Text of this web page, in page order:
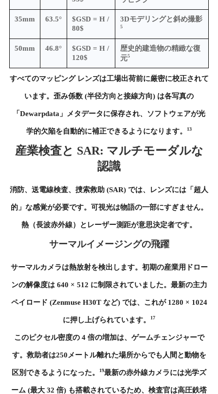
35mm 63.5°
$GSD = H /
80$
3Dモデリングと斜め撮影
5
50mm 46.8°
$GSD = H /
120$
歴史的建造物の精緻な復
元5
すべてのマッピング レンズは工場出荷前に厳密に校正されて
います。歪み係数 (半径方向と接線方向) は各写真の
「Dewarpdata」メタデータに保存され、ソフトウェアが光
学的欠陥を自動的に補正できるようになります。 13
産業検査と SAR: マルチモーダルな
認識
消防、送電線検査、捜索救助 (SAR) では、レンズには「超人
的」な感覚が必要です。可視光は物語の一部にすぎません。
熱（長波赤外線）とレーザー測距が意思決定者です。
サーマルイメージングの飛躍
サーマルカメラは熱放射を検出します。初期の産業用ドロー
ンの解像度は 640 × 512 に制限されていました。最新の主力
ペイロード (Zenmuse H30T など) では、これが 1280 × 1024
に押し上げられています。 17
このピクセル密度の 4 倍の増加は、ゲームチェンジャーで
す。救助者は250メートル離れた場所からでも人間と動物を
区別できるようになった。 19最新の赤外線カメラには光学ズ
ーム (最大 32 倍) も搭載されているため、検査官は高圧鉄塔